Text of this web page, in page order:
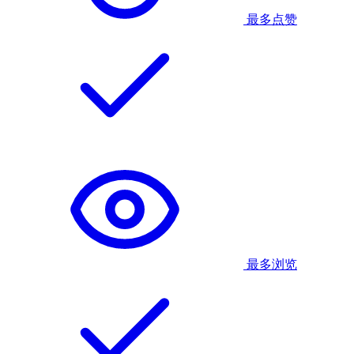
最多点赞
最多浏览